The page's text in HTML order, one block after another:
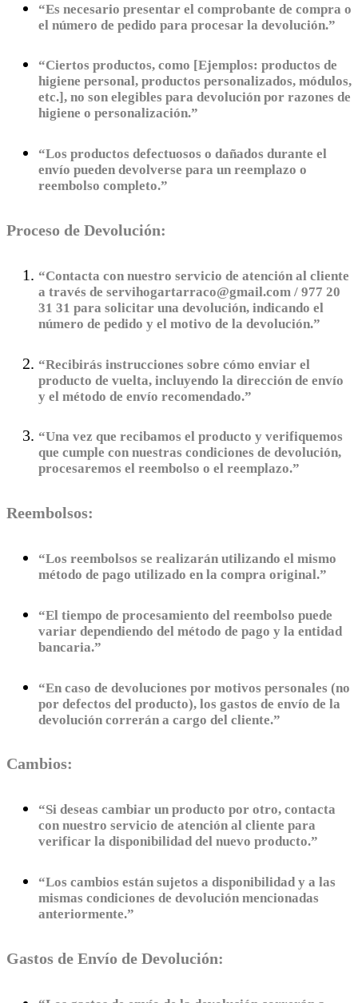
“Es necesario presentar el comprobante de compra o
el número de pedido para procesar la devolución.”
“Ciertos productos, como [Ejemplos: productos de
higiene personal, productos personalizados, módulos,
etc.], no son elegibles para devolución por razones de
higiene o personalización.”
“Los productos defectuosos o dañados durante el
envío pueden devolverse para un reemplazo o
reembolso completo.”
Proceso de Devolución:
“Contacta con nuestro servicio de atención al cliente
a través de servihogartarraco@gmail.com / 977 20
31 31 para solicitar una devolución, indicando el
número de pedido y el motivo de la devolución.”
“Recibirás instrucciones sobre cómo enviar el
producto de vuelta, incluyendo la dirección de envío
y el método de envío recomendado.”
“Una vez que recibamos el producto y verifiquemos
que cumple con nuestras condiciones de devolución,
procesaremos el reembolso o el reemplazo.”
Reembolsos:
“Los reembolsos se realizarán utilizando el mismo
método de pago utilizado en la compra original.”
“El tiempo de procesamiento del reembolso puede
variar dependiendo del método de pago y la entidad
bancaria.”
“En caso de devoluciones por motivos personales (no
por defectos del producto), los gastos de envío de la
devolución correrán a cargo del cliente.”
Cambios:
“Si deseas cambiar un producto por otro, contacta
con nuestro servicio de atención al cliente para
verificar la disponibilidad del nuevo producto.”
“Los cambios están sujetos a disponibilidad y a las
mismas condiciones de devolución mencionadas
anteriormente.”
Gastos de Envío de Devolución: